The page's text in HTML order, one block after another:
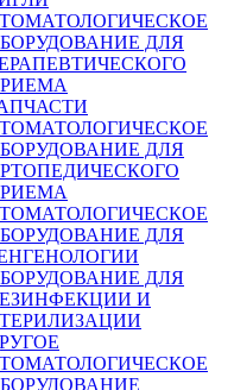
ДЛЯ
ДЛЯ
ДЛЯ
ДЛЯ
И